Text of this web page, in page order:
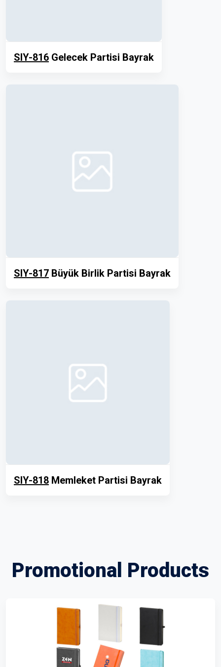
SIY-816 Gelecek Partisi Bayrak
SIY-817 Büyük Birlik Partisi Bayrak
SIY-818 Memleket Partisi Bayrak
Promotional Products